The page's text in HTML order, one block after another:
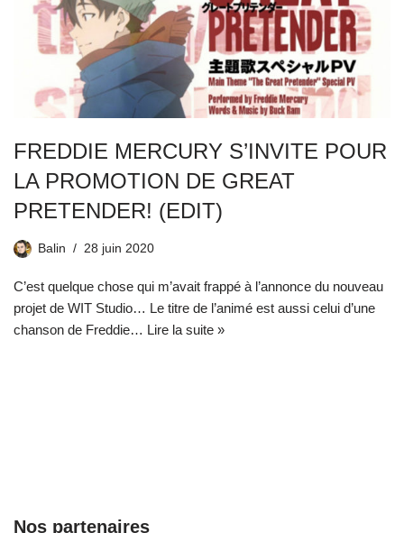
FREDDIE MERCURY S’INVITE POUR
LA PROMOTION DE GREAT
PRETENDER! (EDIT)
Balin 28 juin 2020
C’est quelque chose qui m’avait frappé à l’annonce du nouveau
projet de WIT Studio… Le titre de l’animé est aussi celui d’une
chanson de Freddie… Lire la suite »
Nos partenaires